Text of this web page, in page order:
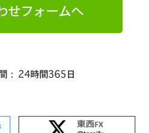
せフォームへ
24時間365日